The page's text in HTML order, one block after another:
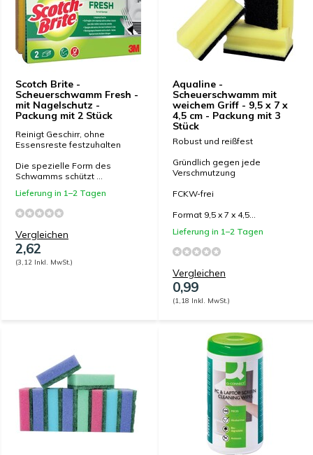
Scotch Brite -
Scheuerschwamm Fresh -
mit Nagelschutz -
Packung mit 2 Stück
Reinigt Geschirr, ohne
Essensreste festzuhalten
Die spezielle Form des
Schwamms schützt ...
Lieferung in 1–2 Tagen
Vergleichen
2,62
(3,12 Inkl. MwSt.)
Aqualine -
Scheuerschwamm mit
weichem Griff - 9,5 x 7 x
4,5 cm - Packung mit 3
Stück
Robust und reißfest
Gründlich gegen jede
Verschmutzung
FCKW-frei
Format 9,5 x 7 x 4,5...
Lieferung in 1–2 Tagen
Vergleichen
0,99
(1,18 Inkl. MwSt.)